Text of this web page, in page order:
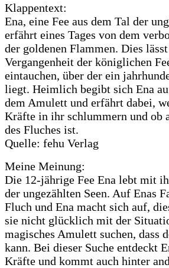
Klappentext:
Ena, eine Fee aus dem Tal der
erfährt eines Tages von dem
der goldenen Flammen. Dies
Vergangenheit der königlichen
eintauchen, über der ein
liegt. Heimlich begibt sich Ena
dem Amulett und erfährt dabei,
Kräfte in ihr schlummern und ob
des Fluches ist.
Quelle: fehu Verlag
Meine Meinung:
Die 12-jährige Fee Ena lebt mit
der ungezählten Seen. Auf Enas
Fluch und Ena macht sich auf,
sie nicht glücklich mit der
magisches Amulett suchen, dass
kann. Bei dieser Suche entdeckt
Kräfte und kommt auch hinter